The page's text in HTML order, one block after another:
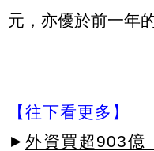
元，亦優於前一年
【往下看更多】
► 外資買超903億